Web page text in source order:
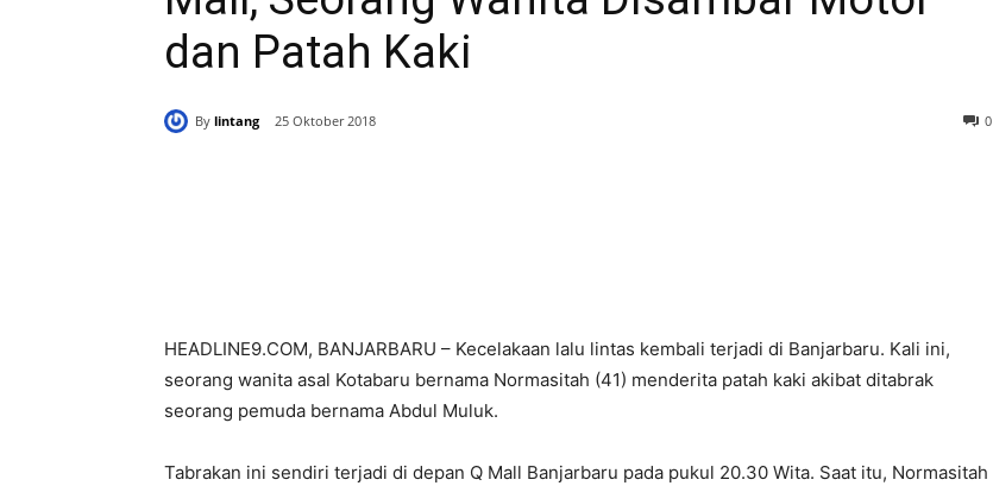
dan Patah Kaki
By lintang 25 Oktober 2018 0
HEADLINE9.COM, BANJARBARU – Kecelakaan lalu lintas kembali terjadi di Banjarbaru. Kali ini,
seorang wanita asal Kotabaru bernama Normasitah (41) menderita patah kaki akibat ditabrak
seorang pemuda bernama Abdul Muluk.
Tabrakan ini sendiri terjadi di depan Q Mall Banjarbaru pada pukul 20.30 Wita. Saat itu, Normasitah